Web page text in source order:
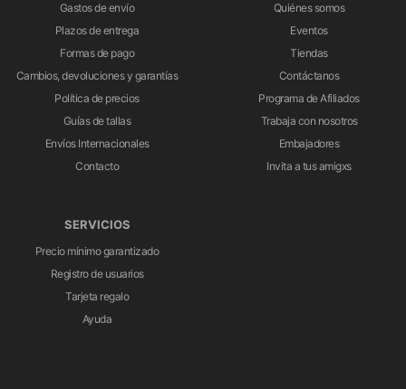
Gastos de envío
Plazos de entrega
Formas de pago
Cambios, devoluciones y garantías
Política de precios
Guías de tallas
Envíos Internacionales
Contacto
Quiénes somos
Eventos
Tiendas
Contáctanos
Programa de Afiliados
Trabaja con nosotros
Embajadores
Invita a tus amigxs
SERVICIOS
Precio mínimo garantizado
Registro de usuarios
Tarjeta regalo
Ayuda